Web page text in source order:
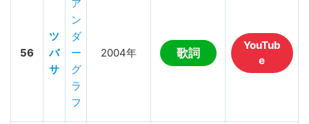
56
ツ
バ
サ
ア
ン
ダ
ー
グ
ラ
フ
2004年 歌詞
YouTub
e